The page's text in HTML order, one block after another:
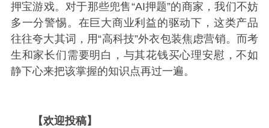
押宝游戏。对于那些兜售“AI押题”的商家，我们不妨
多一分警惕。在巨大商业利益的驱动下，这类产品
往往夸大其词，用“高科技”外衣包装焦虑营销。而考
生和家长们需要明白，与其花钱买心理安慰，不如
静下心来把该掌握的知识点再过一遍。
【欢迎投稿】